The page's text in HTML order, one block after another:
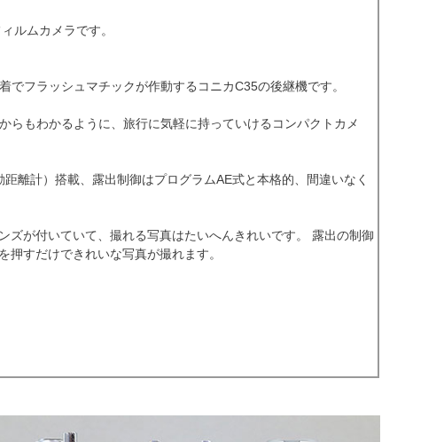
ルムカメラです。
フラッシュマチックが作動するコニカC35の後継機です。
らもわかるように、旅行に気軽に持っていけるコンパクトカメ
離計）搭載、露出制御はプログラムAE式と本格的、間違いなく
が付いていて、撮れる写真はたいへんきれいです。 露出の制御
すだけできれいな写真が撮れます。